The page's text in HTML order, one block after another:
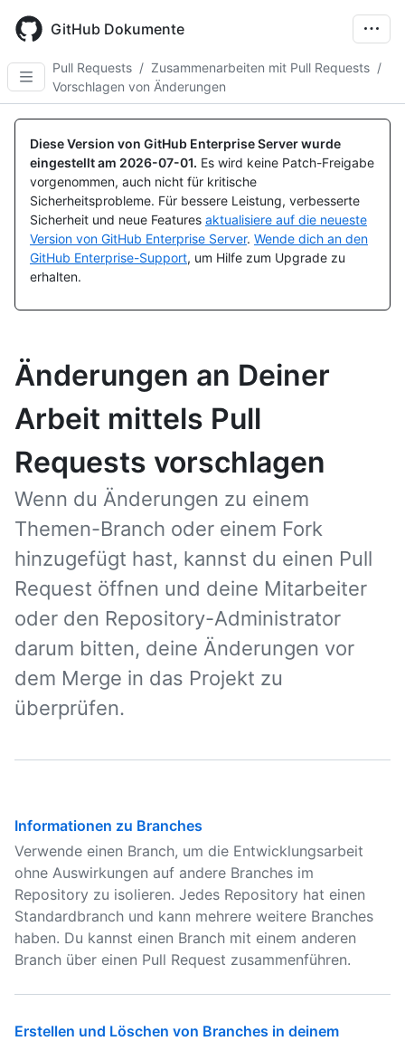
main
content
GitHub Dokumente
Pull Requests / Zusammenarbeiten mit Pull Requests /
Vorschlagen von Änderungen
Diese Version von GitHub Enterprise Server wurde
eingestellt am 2026-07-01. Es wird keine Patch-Freigabe
vorgenommen, auch nicht für kritische
Sicherheitsprobleme. Für bessere Leistung, verbesserte
Sicherheit und neue Features aktualisiere auf die neueste
Version von GitHub Enterprise Server. Wende dich an den
GitHub Enterprise-Support, um Hilfe zum Upgrade zu
erhalten.
Änderungen an Deiner
Arbeit mittels Pull
Requests vorschlagen
Wenn du Änderungen zu einem
Themen-Branch oder einem Fork
hinzugefügt hast, kannst du einen Pull
Request öffnen und deine Mitarbeiter
oder den Repository-Administrator
darum bitten, deine Änderungen vor
dem Merge in das Projekt zu
überprüfen.
Informationen zu Branches
Verwende einen Branch, um die Entwicklungsarbeit
ohne Auswirkungen auf andere Branches im
Repository zu isolieren. Jedes Repository hat einen
Standardbranch und kann mehrere weitere Branches
haben. Du kannst einen Branch mit einem anderen
Branch über einen Pull Request zusammenführen.
Erstellen und Löschen von Branches in deinem